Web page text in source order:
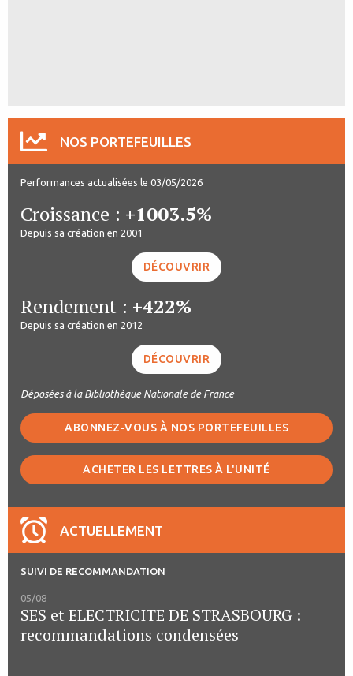
NOS PORTEFEUILLES
Performances actualisées le 03/05/2026
Croissance : +1003.5%
Depuis sa création en 2001
DÉCOUVRIR
Rendement : +422%
Depuis sa création en 2012
DÉCOUVRIR
Déposées à la Bibliothèque Nationale de France
ABONNEZ-VOUS À NOS PORTEFEUILLES
ACHETER LES LETTRES À L'UNITÉ
ACTUELLEMENT
SUIVI DE RECOMMANDATION
05/08
SES et ELECTRICITE DE STRASBOURG :
recommandations condensées